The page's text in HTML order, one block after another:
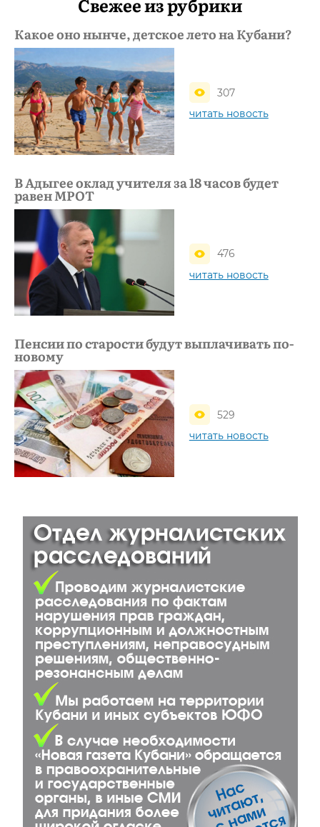
Какое оно нынче, детское лето на Кубани?
307
читать новость
В Адыгее оклад учителя за 18 часов будет
равен МРОТ
476
читать новость
Пенсии по старости будут выплачивать по-
новому
529
читать новость